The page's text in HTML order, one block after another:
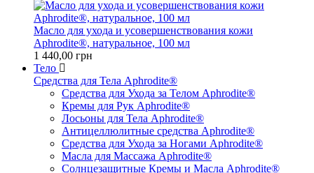
Масло для ухода и усовершенствования кожи
Aphrodite®, натуральное, 100 мл
1 440,00 грн
Тело
Средства для Тела Aphrodite®
Средства для Ухода за Телом Aphrodite®
Кремы для Рук Aphrodite®
Лосьоны для Тела Aphrodite®
Антицеллюлитные средства Aphrodite®
Средства для Ухода за Ногами Aphrodite®
Масла для Массажа Aphrodite®
Солнцезащитные Кремы и Масла Aphrodite®